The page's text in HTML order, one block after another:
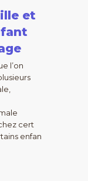
et
l’on
cert
enfan